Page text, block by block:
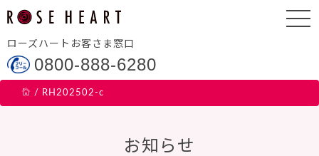
ローズハートお客さま窓口
0800-888-6280
/ RH202502-c
お知らせ